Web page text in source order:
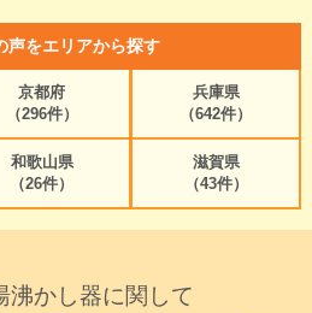
声をエリアから探す
京都府
（296件）
兵庫県
（642件）
和歌山県
（26件）
滋賀県
（43件）
沸かし器に関して